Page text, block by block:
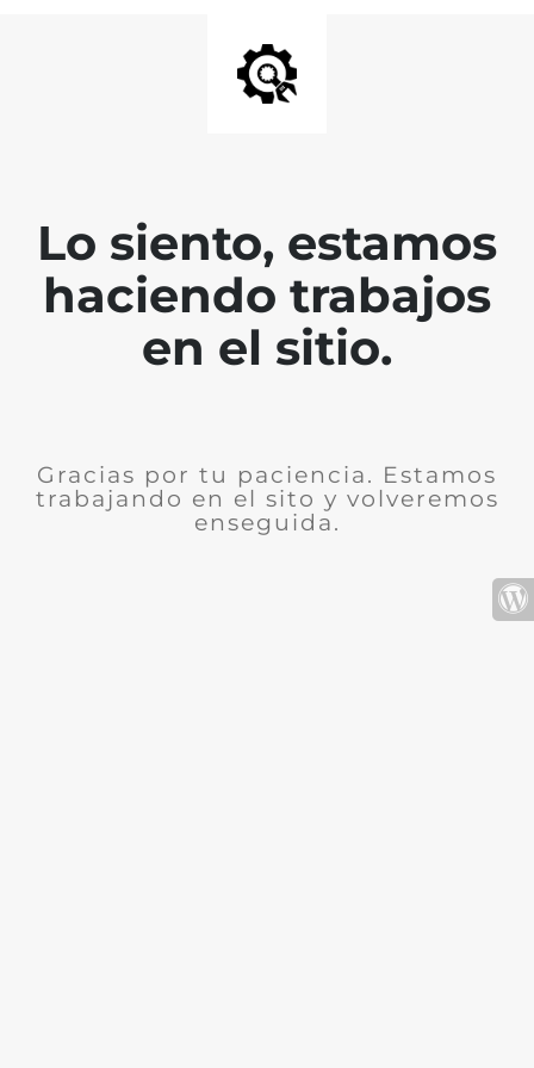
Lo siento, estamos
haciendo trabajos
en el sitio.
Gracias por tu paciencia. Estamos
trabajando en el sito y volveremos
enseguida.